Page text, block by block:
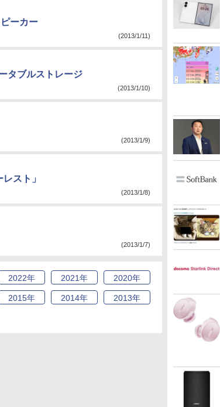
ーカー
(2013/1/11)
タブルストレージ
(2013/1/10)
(2013/1/9)
スト」
(2013/1/8)
(2013/1/7)
2022年 2021年 2020年
2015年 2014年 2013年